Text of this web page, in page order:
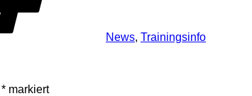
News, Trainingsinfo
* markiert